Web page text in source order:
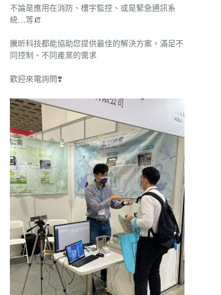
不論是應用在消防、樓宇監控、或是緊急通訊系
統…等🧯
騰昕科技都能協助您提供最佳的解決方案，滿足不
同控制、不同產業的需求
歡迎來電詢問❣️